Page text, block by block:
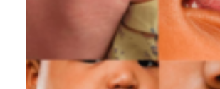
Memahami Pemeriksaan EKG:
Waktu yang Tepat untuk